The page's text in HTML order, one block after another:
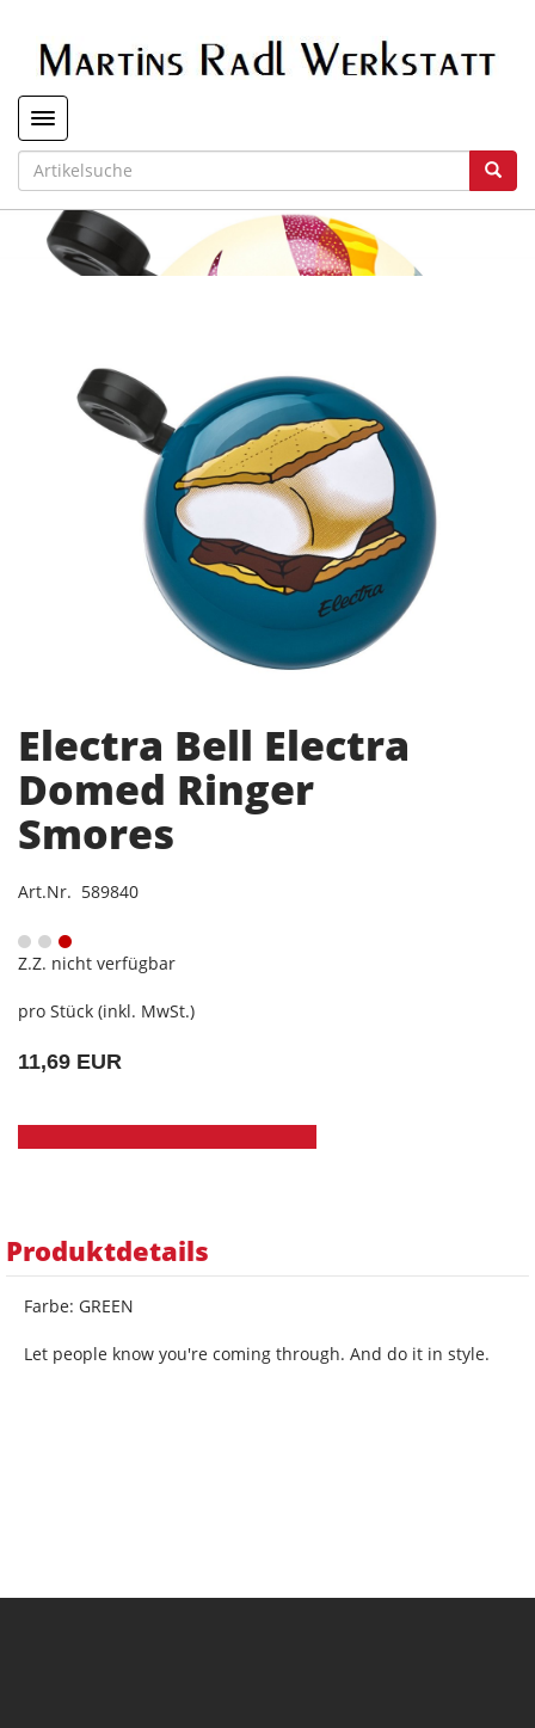
Toggle navigation
Electra Bell Electra
Domed Ringer
Smores
Art.Nr. 589840
Z.Z. nicht verfügbar
pro Stück (inkl. MwSt.)
11,69 EUR
Produktdetails
Farbe: GREEN
Let people know you're coming through. And do it in style.